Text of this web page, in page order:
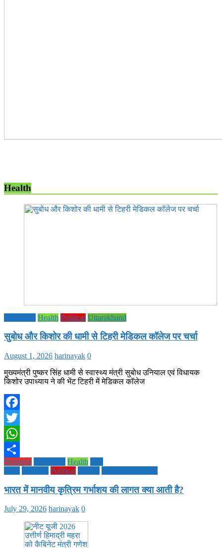
Health
Health Political Uttarakhand
सुबोध और किशोर की धामी से टिहरी मेडिकल कॉलेज पर चर्चा
August 1, 2026 harinayak 0
मुख्यमंत्री पुष्कर सिंह धामी से स्वास्थ्य मंत्री सुबोध उनियाल एवं विधायक
किशोर उपाध्याय ने की भेंट टिहरी में मेडिकल कॉलेज
Facebook
Twitter
WhatsApp
Share
Business Health
Political
भारत में मानवीय कृत्रिम गर्भाशय की लागत क्या आती है?
July 29, 2026 harinayak 0